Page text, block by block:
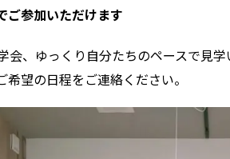
参加いただけます
会、ゆっくり自分たちのペースで見学
望の日程をご連絡ください。